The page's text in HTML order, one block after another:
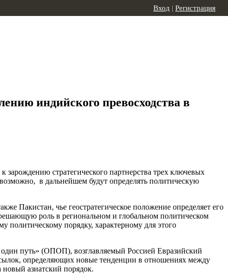
Вход | Регистрация
индийского превосходства в
стратегического партнерства трех ключевых
в дальнейшем будут определять политическую
Пакистан, чье геостратегическое положение определяет его
роль в региональном и глобальном политическом
политическому порядку, характерному для этого
путь» (ОПОП), возглавляемый Россией Евразийский
определяющих новые тенденции в отношениях между
азиатский порядок.